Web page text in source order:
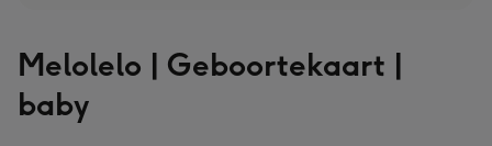
Melolelo | Geboortekaart |
baby